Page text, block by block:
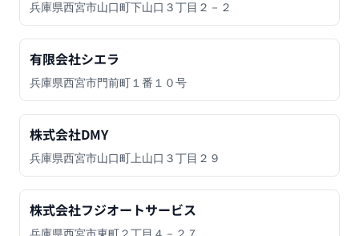
兵庫県西宮市山口町下山口３丁目２－２
有限会社シエラ
兵庫県西宮市門前町１番１０号
株式会社DMY
兵庫県西宮市山口町上山口３丁目２９
株式会社フジオートサービス